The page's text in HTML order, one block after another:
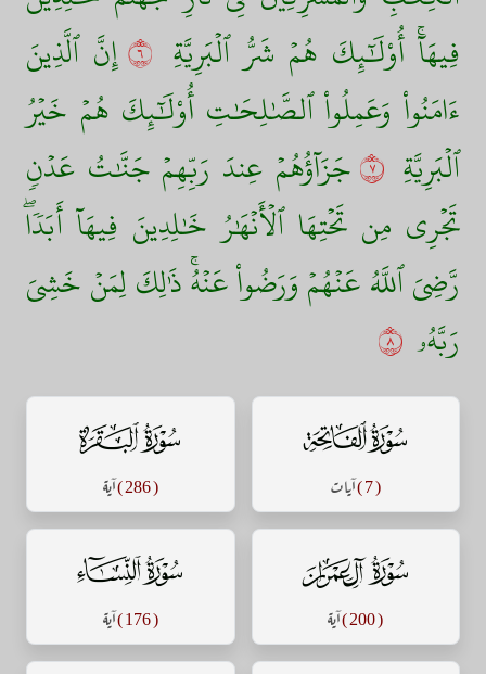
فِيهَآۚ أُوْلَٰٓئِكَ هُمۡ شَرُّ ٱلۡبَرِيَّةِ ٦إِنَّ ٱلَّذِينَ
ءَامَنُواْ وَعَمِلُواْ ٱلصَّٰلِحَٰتِ أُوْلَٰٓئِكَ هُمۡ خَيۡرُ
ٱلۡبَرِيَّةِ ٧جَزَآؤُهُمۡ عِندَ رَبِّهِمۡ جَنَّٰتُ عَدۡنٖ
تَجۡرِي مِن تَحۡتِهَا ٱلۡأَنۡهَٰرُ خَٰلِدِينَ فِيهَآ أَبَدٗاۖ
رَّضِيَ ٱللَّهُ عَنۡهُمۡ وَرَضُواْ عَنۡهُۚ ذَٰلِكَ لِمَنۡ خَشِيَ
رَبَّهُۥ ٨
سورة الفاتحة
( 7 ) آيات
سورة البقرة
( 286 ) آية
سورة آل عمران
( 200 ) آية
سورة النساء
( 176 ) آية